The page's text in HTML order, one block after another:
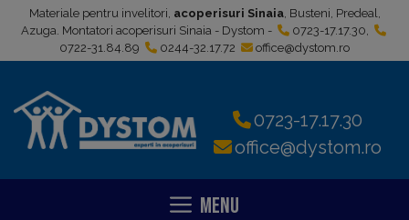
Materiale pentru invelitori, acoperisuri Sinaia, Busteni, Predeal,
Azuga. Montatori acoperisuri Sinaia - Dystom -
0723-17.17.30,
0722-31.84.89
0244-32.17.72 office@dystom.ro
0723-17.17.30
office@dystom.ro
Menu